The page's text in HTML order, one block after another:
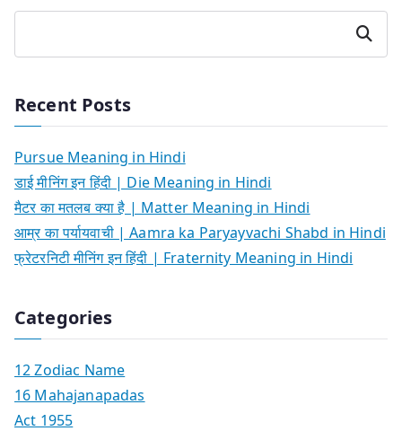
Search
Recent Posts
Pursue Meaning in Hindi
डाई मीनिंग इन हिंदी | Die Meaning in Hindi
मैटर का मतलब क्या है | Matter Meaning in Hindi
आम्र का पर्यायवाची | Aamra ka Paryayvachi Shabd in Hindi
फ्रेटरनिटी मीनिंग इन हिंदी | Fraternity Meaning in Hindi
Categories
12 Zodiac Name
16 Mahajanapadas
Act 1955